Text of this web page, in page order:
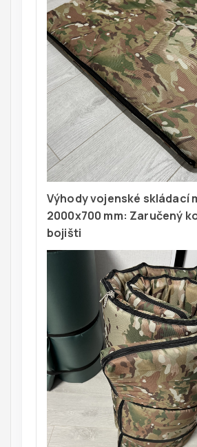
Výhody vojenské skládací
2000x700 mm: Zaručený
bojišti